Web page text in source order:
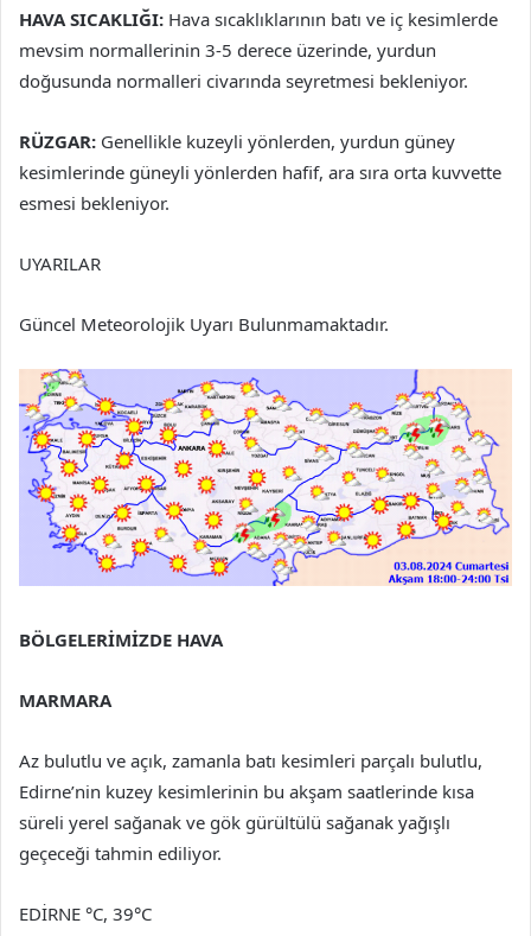
HAVA SICAKLIĞI: Hava sıcaklıklarının batı ve iç kesimlerde
mevsim normallerinin 3-5 derece üzerinde, yurdun
doğusunda normalleri civarında seyretmesi bekleniyor.
RÜZGAR: Genellikle kuzeyli yönlerden, yurdun güney
kesimlerinde güneyli yönlerden hafif, ara sıra orta kuvvette
esmesi bekleniyor.
UYARILAR
Güncel Meteorolojik Uyarı Bulunmamaktadır.
BÖLGELERİMİZDE HAVA
MARMARA
Az bulutlu ve açık, zamanla batı kesimleri parçalı bulutlu,
Edirne’nin kuzey kesimlerinin bu akşam saatlerinde kısa
süreli yerel sağanak ve gök gürültülü sağanak yağışlı
geçeceği tahmin ediliyor.
EDİRNE °C, 39°C